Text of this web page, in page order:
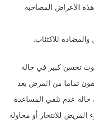
الأعراض المصاحبة
للاكتئاب.
تحسن كبير في حالة
يشفون تماما من المرض بعد
حيث أن في حالة عدم تلقي المساعدة
للانتحار أو محاولة